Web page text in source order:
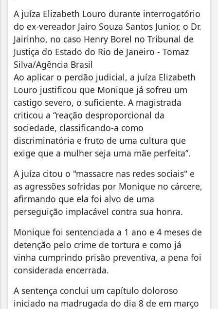
A juíza Elizabeth Louro durante interrogatório
do ex-vereador Jairo Souza Santos Junior, o Dr.
Jairinho, no caso Henry Borel no Tribunal de
Justiça do Estado do Rio de Janeiro - Tomaz
Silva/Agência Brasil
Ao aplicar o perdão judicial, a juíza Elizabeth
Louro justificou que Monique já sofreu um
castigo severo, o suficiente. A magistrada
criticou a “reação desproporcional da
sociedade, classificando-a como
discriminatória e fruto de uma cultura que
exige que a mulher seja uma mãe perfeita”.
A juíza citou o "massacre nas redes sociais" e
as agressões sofridas por Monique no cárcere,
afirmando que ela foi alvo de uma
perseguição implacável contra sua honra.
Monique foi sentenciada a 1 ano e 4 meses de
detenção pelo crime de tortura e como já
vinha cumprindo prisão preventiva, a pena foi
considerada encerrada.
A sentença conclui um capítulo doloroso
iniciado na madrugada do dia 8 de em março